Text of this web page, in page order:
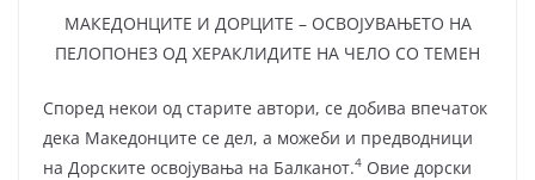
МАКЕДОНЦИТЕ И ДОРЦИТЕ – ОСВОЈУВАЊЕТО НА
ПЕЛОПОНЕЗ ОД ХЕРАКЛИДИТЕ НА ЧЕЛО СО ТЕМЕН
Според некои од старите автори, се добива впечаток
дека Македонците се дел, а можеби и предводници
на Дорските освојувања на Балканот.4 Овие дорски